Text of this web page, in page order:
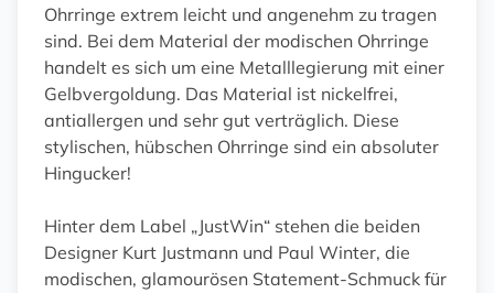
Ohrringe extrem leicht und angenehm zu tragen
sind. Bei dem Material der modischen Ohrringe
handelt es sich um eine Metalllegierung mit einer
Gelbvergoldung. Das Material ist nickelfrei,
antiallergen und sehr gut verträglich. Diese
stylischen, hübschen Ohrringe sind ein absoluter
Hingucker!
Hinter dem Label „JustWin“ stehen die beiden
Designer Kurt Justmann und Paul Winter, die
modischen, glamourösen Statement-Schmuck für